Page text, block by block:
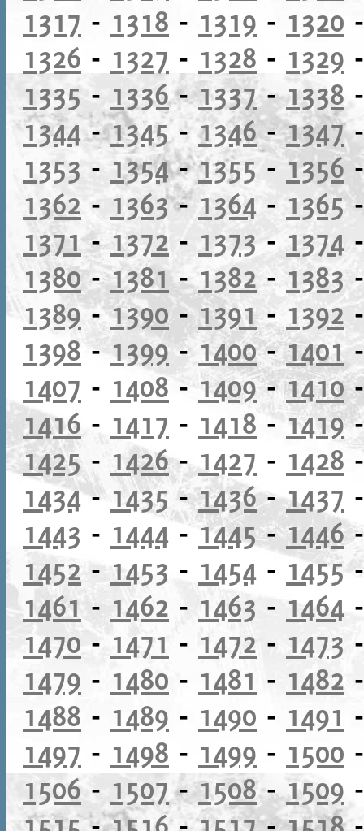
1317 - 1318 - 1319 - 1320
1326 - 1327 - 1328 - 1329
1335- 1336-1337-1338
1344-1345-1346-1347
1353 - 1354-1355 -1356
1362 - 1363-1364- 1365
1371-1372 - 1373- 1374
1380-1381-1382-1383
1389-1390-1391- 1392
1398-1399- 1400-1401
1407 - 1408-1409-1410
1416 - 1417 - 1418 - 1419
1425- 1426-1427 - 1428
1434- 1435 -1436-1437
1443 - 1444-1445-1446
1452- 1453 - 1454 - 1455
1461- 1462 - 1463 - 1464
1470- 1471 - 1472 - 1473
1479 - 1480 - 1481 - 1482
1488 - 1489 - 1490 - 1491
1497 - 1498 - 1499 - 1500
1506 - 1507 -1508-1509